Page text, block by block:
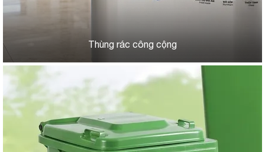
Thùng rác công cộng